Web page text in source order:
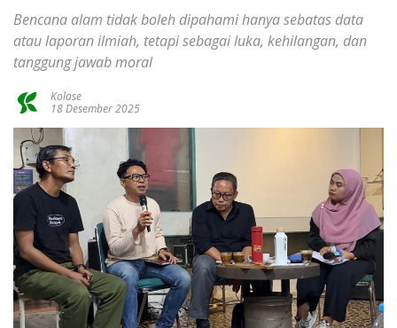
Bencana alam tidak boleh dipahami hanya sebatas data
atau laporan ilmiah, tetapi sebagai luka, kehilangan, dan
tanggung jawab moral
Kolase
18 Desember 2025